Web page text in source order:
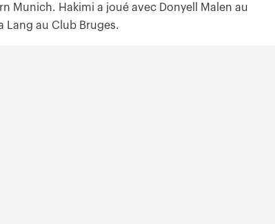
Munich. Hakimi a joué avec Donyell Malen au
Lang au Club Bruges.